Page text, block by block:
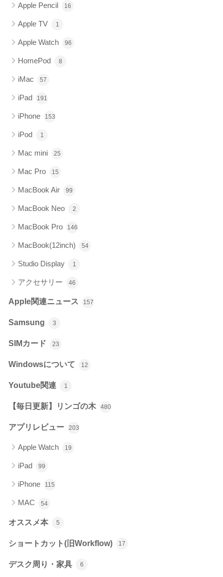
Apple Pencil 16
Apple TV 1
Apple Watch 96
HomePod 8
iMac 57
iPad 191
iPhone 153
iPod 1
Mac mini 25
Mac Pro 15
MacBook Air 99
MacBook Neo 2
MacBook Pro 146
MacBook(12inch) 54
Studio Display 1
アクセサリー 46
Apple関連ニュース 157
Samsung 3
SIMカード 23
Windowsについて 12
Youtube関連 1
【毎日更新】リンゴの木 480
アプリレビュー 203
Apple Watch 19
iPad 99
iPhone 115
MAC 54
オススメ本 5
ショートカット(旧Workflow) 17
デスク周り・家具 6